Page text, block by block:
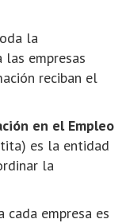
la
las empresas
reciban el
en el Empleo
es la entidad
la
cada empresa es